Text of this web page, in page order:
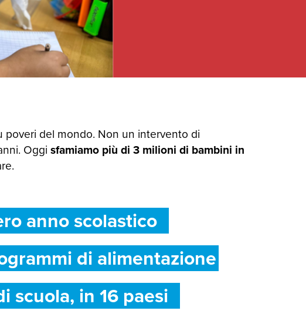
poveri del mondo. Non un intervento di
Oggi sfamiamo più di 3 milioni di bambini in
anno scolastico
di alimentazione
scuola, in 16 paesi